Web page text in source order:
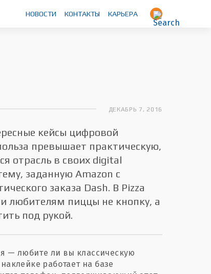
НОВОСТИ КОНТАКТЫ КАРЬЕРА
ДЕКАБРЬ 7, 2016
кейсы цифровой
превышает практическую,
отрасль в своих digital
заданную Amazon с
заказа Dash. В Pizza
любителям пиццы не кнопку, а
под рукой.
— любите ли вы классическую
работает на базе